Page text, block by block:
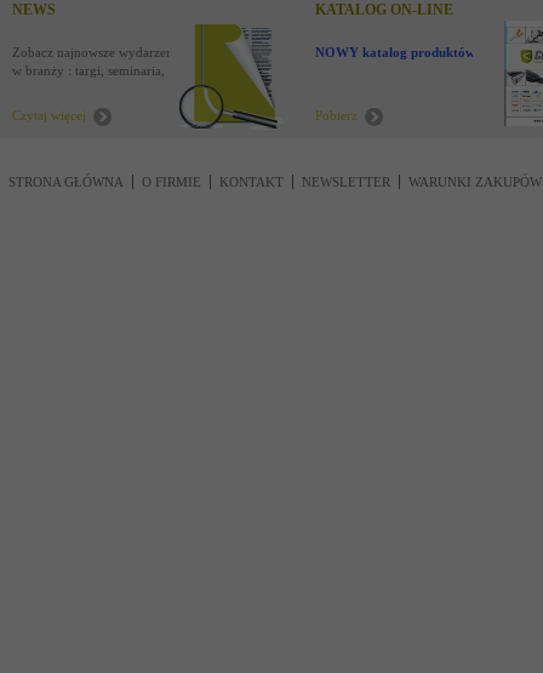
NEWS
Zobacz najnowsze wydarzenia
w branży : targi, seminaria,
Czytaj więcej
KATALOG ON-LINE
NOWY katalog produktów !
Pobierz
STRONA GŁÓWNA O FIRMIE KONTAKT NEWSLETTER WARUNKI ZAKUPÓW